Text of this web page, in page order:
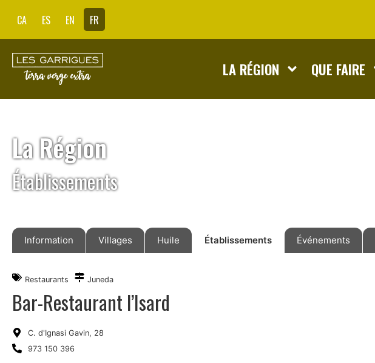
CA ES EN FR
LA RÉGION QUE FAIRE
La Région
Établissements
Information Villages Huile Établissements Événements
Restaurants Juneda
Bar-Restaurant l’Isard
C. d'Ignasi Gavin, 28
973 150 396